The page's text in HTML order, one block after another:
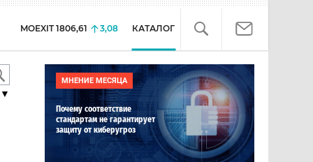
MOEXIT 1806,61 3,08 КАТАЛОГ
▼
МНЕНИЕ МЕСЯЦА
Почему соответствие
стандартам не гарантирует
защиту от киберугроз